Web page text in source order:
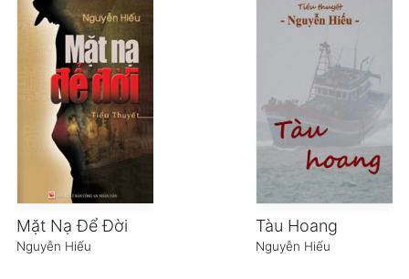
Mặt Nạ Để Đời
Nguyễn Hiếu
Tàu Hoang
Nguyễn Hiếu